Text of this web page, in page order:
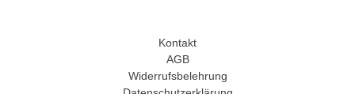
Kontakt
AGB
Widerrufsbelehrung